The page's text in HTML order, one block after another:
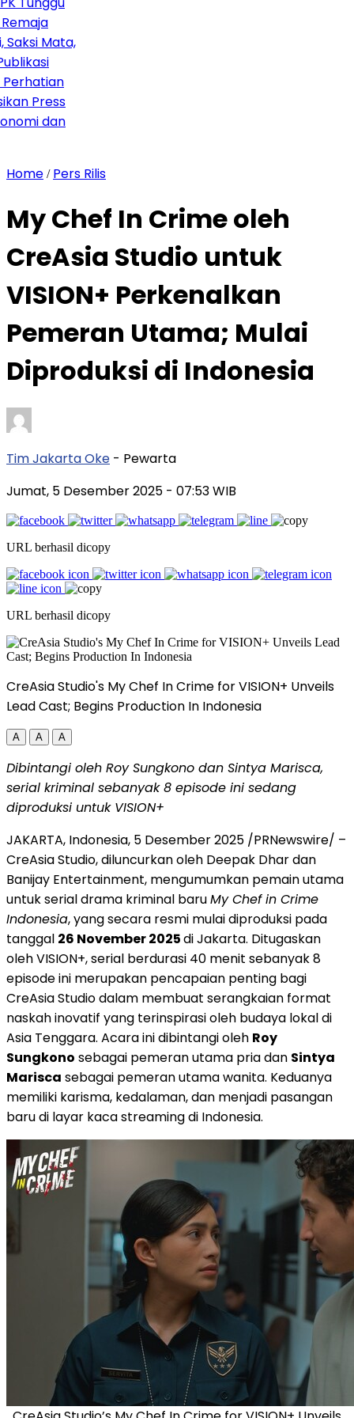
Mata,
dan
Home / Pers Rilis
My Chef In Crime oleh
CreAsia Studio untuk
VISION+ Perkenalkan
Pemeran Utama; Mulai
Diproduksi di Indonesia
Tim Jakarta Oke - Pewarta
Jumat, 5 Desember 2025 - 07:53 WIB
URL berhasil dicopy
URL berhasil dicopy
CreAsia Studio's My Chef In Crime for VISION+ Unveils
Lead Cast; Begins Production In Indonesia
A A A
Dibintangi oleh Roy Sungkono dan Sintya Marisca,
serial kriminal sebanyak 8 episode ini sedang
diproduksi untuk VISION+
JAKARTA, Indonesia, 5 Desember 2025 /PRNewswire/ –
CreAsia Studio, diluncurkan oleh Deepak Dhardan
Banijay Entertainment, mengumumkan pemain utama
untuk serial drama kriminal baruMy Chef in Crime
Indonesia, yang secara resmi mulai diproduksi pada
tanggal 26 November 2025diJakarta. Ditugaskan
oleh VISION+, serial berdurasi 40 menit sebanyak 8
episode ini merupakan pencapaian penting bagi
CreAsia Studio dalam membuat serangkaian format
naskah inovatif yang terinspirasi oleh budaya lokal di
Asia Tenggara. Acara ini dibintangi oleh Roy
Sungkono sebagai pemeran utama pria dan Sintya
Marisca sebagai pemeran utama wanita. Keduanya
memiliki karisma, kedalaman, dan menjadi pasangan
baru di layar kaca streaming di Indonesia.